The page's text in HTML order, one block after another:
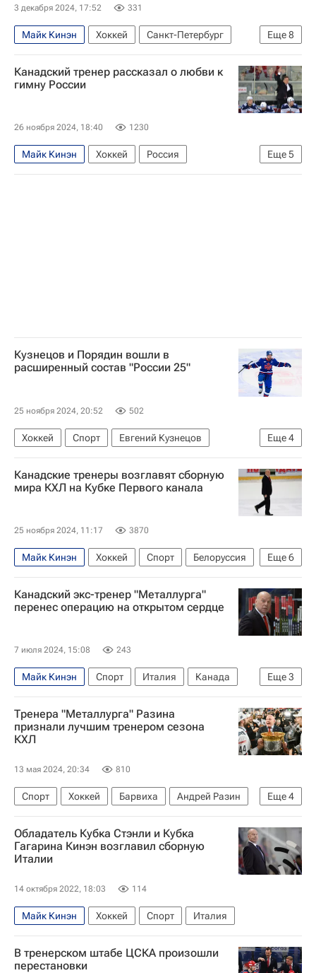
Кубок Первого канала
3 декабря 2024, 17:52 331
Еще8
Майк Кинэн Хоккей
Санкт-Петербург
Белоруссия
Казахстан
Михаил Кравец
Леонид Тамбиев
Шанхайские драконы
КХЛ 2025-2026
Канадский тренер рассказал о любви к
гимну России
26 ноября 2024, 18:40 1230
Еще5
Майк Кинэн Хоккей
Россия
Санкт-Петербург
Белоруссия
Кузнецов и Порядин вошли в
расширенный состав "России 25"
25 ноября 2024, 20:52 502
Еще4
Хоккей Спорт
Евгений Кузнецов
Павел Порядин
Роман Ротенберг
СКА (Санкт-Петербург)
ХК Спартак (Москва)
Канадские тренеры возглавят сборную
мира КХЛ на Кубке Первого канала
25 ноября 2024, 11:17 3870
Еще6
Майк Кинэн Хоккей Спорт
Белоруссия
Казахстан
Россия
Майк Пелино
СКА (Санкт-Петербург)
Шанхайские драконы
Канадский экс-тренер "Металлурга"
перенес операцию на открытом сердце
7 июля 2024, 15:08 243
Еще3
Майк Кинэн Спорт Италия
Канада
Металлург (Магнитогорск)
Шанхайские драконы
Чикаго Блэкхокс
Тренера "Металлурга" Разина
признали лучшим тренером сезона
КХЛ
13 мая 2024, 20:34 810
Еще4
Спорт Хоккей Барвиха
Андрей Разин
Игорь Никитин
Локомотив (Ярославль)
Металлург (Магнитогорск)
Северсталь
Обладатель Кубка Стэнли и Кубка
Гагарина Кинэн возглавил сборную
Италии
14 октября 2022, 18:03 114
Майк Кинэн Хоккей Спорт Италия
В тренерском штабе ЦСКА произошли
перестановки